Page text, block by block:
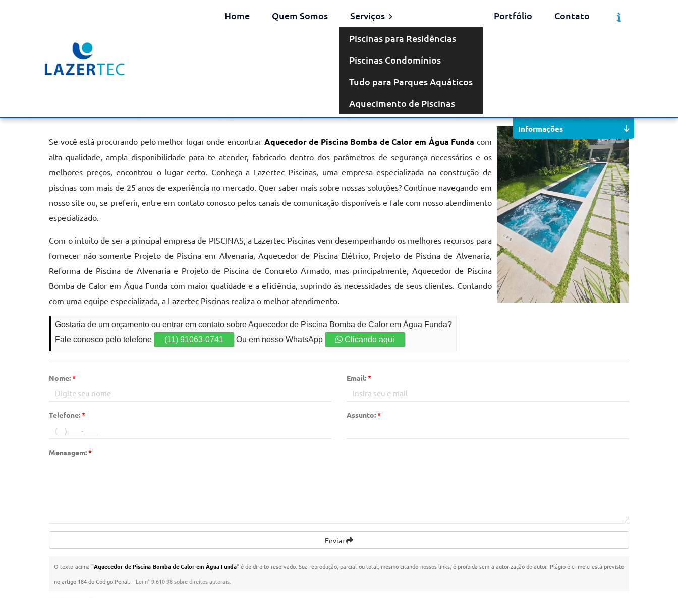
Home Quem Somos
Serviços
Piscinas para Residências
Piscinas Condomínios
Tudo para Parques Aquáticos
Aquecimento de Piscinas
Portfólio Contato
Aquecedor de Piscina Bomba de Calor
Solicite um Orçamento
Se você está procurando pelo melhor lugar onde encontrar Aquecedor de Piscina Bomba de Calor em Água Funda com
alta qualidade, ampla disponibilidade para te atender, fabricado dentro dos parâmetros de segurança necessários e os
melhores preços, encontrou o lugar certo. Conheça a Lazertec Piscinas, uma empresa especializada na construção de
piscinas com mais de 25 anos de experiência no mercado. Quer saber mais sobre nossas soluções? Continue navegando em
nosso site ou, se preferir, entre em contato conosco pelos canais de comunicação disponíveis e fale com nosso atendimento
especializado.
Com o intuito de ser a principal empresa de PISCINAS, a Lazertec Piscinas vem desempenhando os melhores recursos para
fornecer não somente Projeto de Piscina em Alvenaria, Aquecedor de Piscina Elétrico, Projeto de Piscina de Alvenaria,
Reforma de Piscina de Alvenaria e Projeto de Piscina de Concreto Armado, mas principalmente, Aquecedor de Piscina
Bomba de Calor em Água Funda com maior qualidade e a eficiência, suprindo às necessidades de seus clientes. Contando
com uma equipe especializada, a Lazertec Piscinas realiza o melhor atendimento.
Gostaria de um orçamento ou entrar em contato sobre Aquecedor de Piscina Bomba de Calor em Água Funda?
Fale conosco pelo telefone
(11) 91063-0741 Ou em nosso WhatsApp Clicando aqui
Nome:* Email:*
Telefone:* Assunto:*
Mensagem:*
Enviar
O texto acima "Aquecedor de Piscina Bomba de Calor em Água Funda" é de direito reservado. Sua reprodução, parcial ou total, mesmo citando nossos links, é proibida sem a autorização do autor. Plágio é crime e está previsto
no artigo 184 do Código Penal. –Lei n° 9.610-98 sobre direitos autorais
Informações